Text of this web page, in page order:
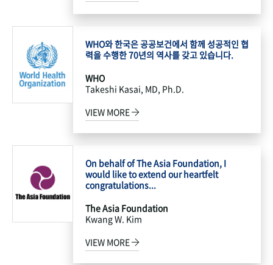
WHO와 한국은 공공보건에서 함께 성공적인 협
력을 수행한 70년의 역사를 갖고 있습니다.
WHO
Takeshi Kasai, MD, Ph.D.
VIEW MORE
On behalf of The Asia Foundation, I
would like to extend our heartfelt
congratulations...
The Asia Foundation
Kwang W. Kim
VIEW MORE